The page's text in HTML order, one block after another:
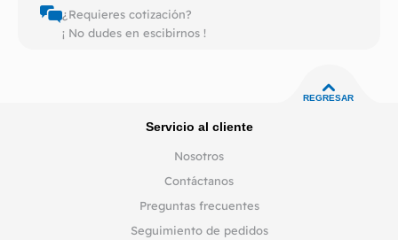
¿Requieres cotización?
¡ No dudes en escibirnos !
REGRESAR
Servicio al cliente
Nosotros
Contáctanos
Preguntas frecuentes
Seguimiento de pedidos